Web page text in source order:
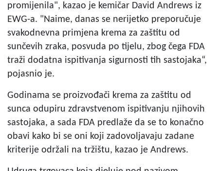
promijenila", kazao je kemičar David Andrews iz
EWG-a. "Naime, danas se nerijetko preporučuje
svakodnevna primjena krema za zaštitu od
sunčevih zraka, posvuda po tijelu, zbog čega FDA
traži dodatna ispitivanja sigurnosti tih sastojaka“,
pojasnio je.
Godinama se proizvođači krema za zaštitu od
sunca odupiru zdravstvenom ispitivanju njihovih
sastojaka, a sada FDA predlaže da se to konačno
obavi kako bi se oni koji zadovoljavaju zadane
kriterije održali na tržištu, kazao je Andrews.